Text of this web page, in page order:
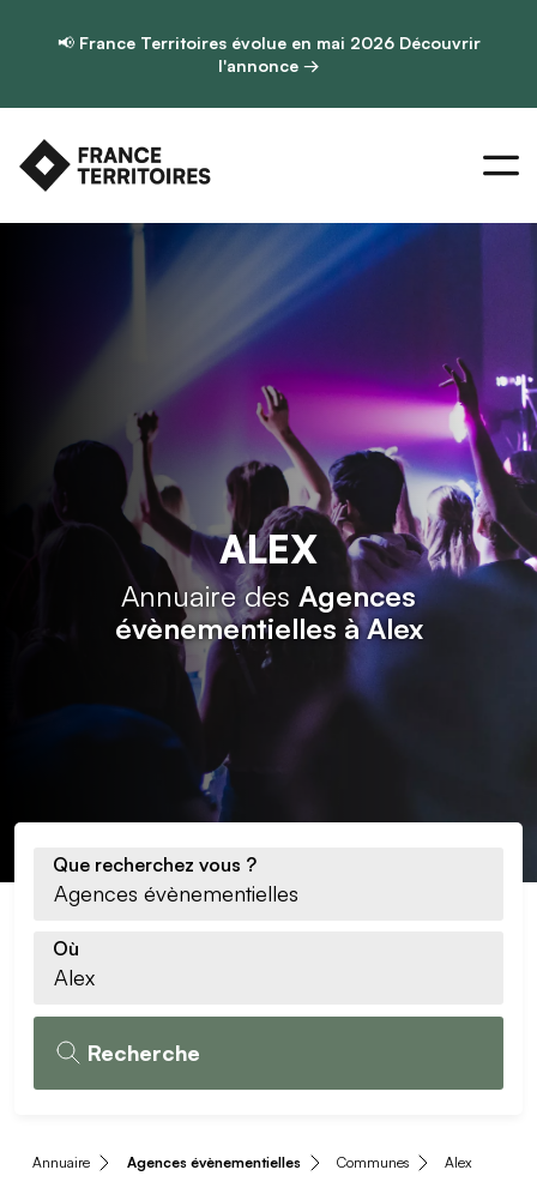
📢 France Territoires évolue en mai 2026 Découvrir
l'annonce →
ALEX
Annuaire des Agences
évènementielles à Alex
Que recherchez vous ?
Où
Recherche
Annuaire Agences évènementielles Communes Alex